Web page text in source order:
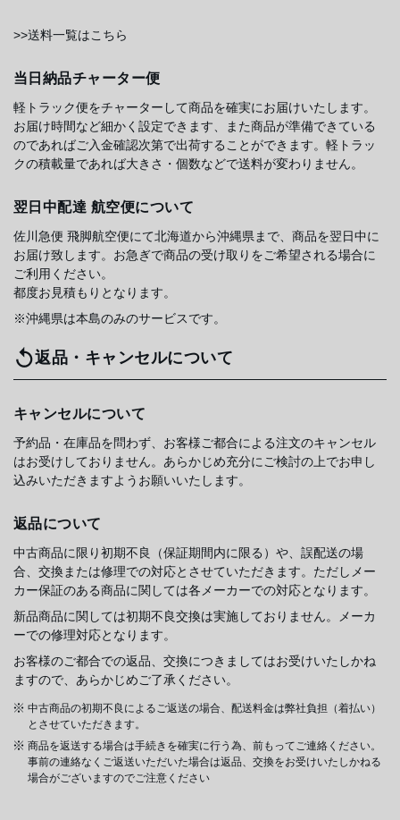
>>送料一覧はこちら
当日納品チャーター便
軽トラック便をチャーターして商品を確実にお届けいたします。
お届け時間など細かく設定できます、また商品が準備できている
のであればご入金確認次第で出荷することができます。軽トラッ
クの積載量であれば大きさ・個数などで送料が変わりません。
翌日中配達 航空便について
佐川急便 飛脚航空便にて北海道から沖縄県まで、商品を翌日中に
お届け致します。お急ぎで商品の受け取りをご希望される場合に
ご利用ください。
都度お見積もりとなります。
※沖縄県は本島のみのサービスです。
返品・キャンセルについて
キャンセルについて
予約品・在庫品を問わず、お客様ご都合による注文のキャンセル
はお受けしておりません。あらかじめ充分にご検討の上でお申し
込みいただきますようお願いいたします。
返品について
中古商品に限り初期不良（保証期間内に限る）や、誤配送の場
合、交換または修理での対応とさせていただきます。ただしメー
カー保証のある商品に関しては各メーカーでの対応となります。
新品商品に関しては初期不良交換は実施しておりません。メーカ
ーでの修理対応となります。
お客様のご都合での返品、交換につきましてはお受けいたしかね
ますので、あらかじめご了承ください。
中古商品の初期不良によるご返送の場合、配送料金は弊社負担（着払い）
とさせていただきます。
商品を返送する場合は手続きを確実に行う為、前もってご連絡ください。
事前の連絡なくご返送いただいた場合は返品、交換をお受けいたしかねる
場合がございますのでご注意ください